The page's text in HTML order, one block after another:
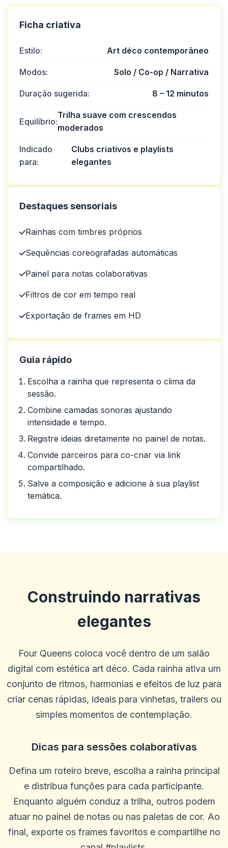
Ficha criativa
Estilo: Art déco contemporâneo
Modos: Solo / Co-op / Narrativa
Duração sugerida: 8 – 12 minutos
Equilíbrio:
Trilha suave com crescendos
moderados
Indicado
para:
Clubs criativos e playlists
elegantes
Destaques sensoriais
Rainhas com timbres próprios
Sequências coreografadas automáticas
Painel para notas colaborativas
Filtros de cor em tempo real
Exportação de frames em HD
Guia rápido
Escolha a rainha que representa o clima da
sessão.
Combine camadas sonoras ajustando
intensidade e tempo.
Registre ideias diretamente no painel de notas.
Convide parceiros para co-criar via link
compartilhado.
Salve a composição e adicione à sua playlist
temática.
Construindo narrativas
elegantes
Four Queens coloca você dentro de um salão
digital com estética art déco. Cada rainha ativa um
conjunto de ritmos, harmonias e efeitos de luz para
criar cenas rápidas, ideais para vinhetas, trailers ou
simples momentos de contemplação.
Dicas para sessões colaborativas
Defina um roteiro breve, escolha a rainha principal
e distribua funções para cada participante.
Enquanto alguém conduz a trilha, outros podem
atuar no painel de notas ou nas paletas de cor. Ao
final, exporte os frames favoritos e compartilhe no
Bob Mahan
0
A
Annie Spencer
2025-10-15 07:14:11
Esta é uma ótima plataforma e atendimento ao cliente e justo e
m
2025-10-10 03:34:36
Gosto de todos os incentivos gratuitos que você dá, faz valer a